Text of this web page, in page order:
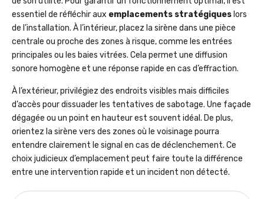
essentiel de réfléchir aux emplacements stratégiques lors
de l’installation. À l’intérieur, placez la sirène dans une pièce
centrale ou proche des zones à risque, comme les entrées
principales ou les baies vitrées. Cela permet une diffusion
sonore homogène et une réponse rapide en cas d’effraction.
À l’extérieur, privilégiez des endroits visibles mais difficiles
d’accès pour dissuader les tentatives de sabotage. Une façade
dégagée ou un point en hauteur est souvent idéal. De plus,
orientez la sirène vers des zones où le voisinage pourra
entendre clairement le signal en cas de déclenchement. Ce
choix judicieux d’emplacement peut faire toute la différence
entre une intervention rapide et un incident non détecté.